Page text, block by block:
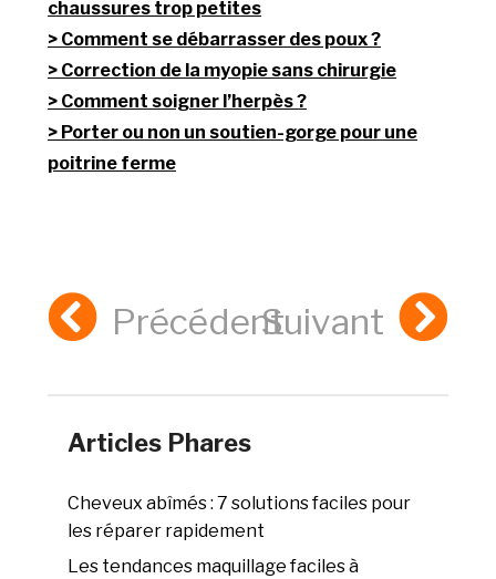
chaussures trop petites
Comment se débarrasser des poux ?
Correction de la myopie sans chirurgie
Comment soigner l’herpès ?
Porter ou non un soutien-gorge pour une
poitrine ferme
PrécédentSuivant
Articles Phares
Cheveux abîmés : 7 solutions faciles pour
les réparer rapidement
Les tendances maquillage faciles à